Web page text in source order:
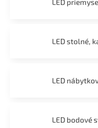
LED
LED stolné,
LED
LED bodové